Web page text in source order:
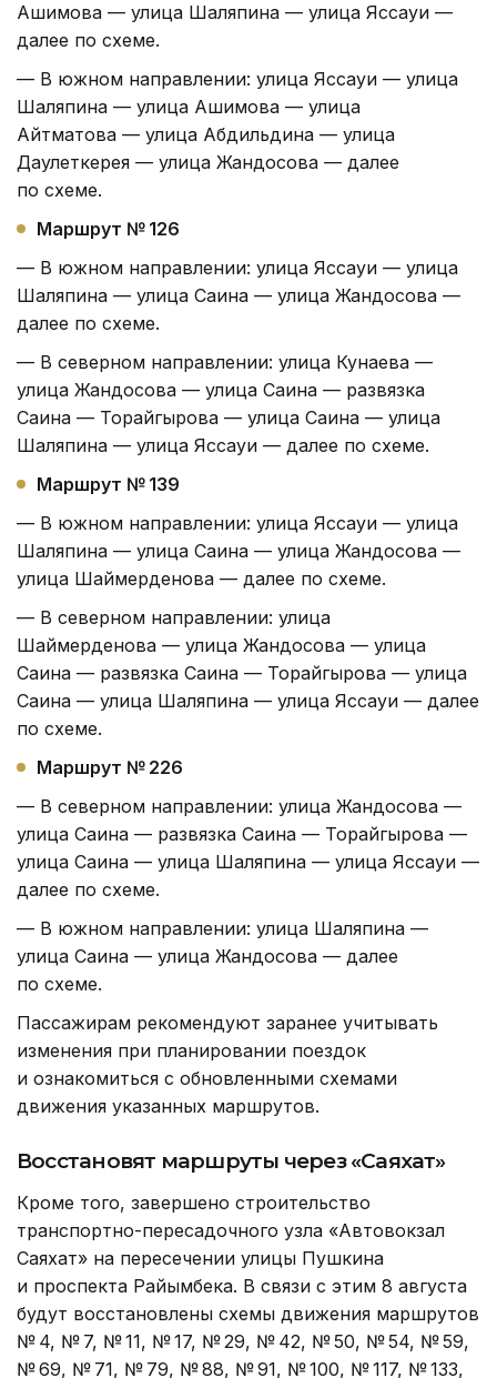
Ашимова — улица Шаляпина — улица Яссауи —
далее по схеме.
— В южном направлении: улица Яссауи — улица
Шаляпина — улица Ашимова — улица
Айтматова — улица Абдильдина — улица
Даулеткерея — улица Жандосова — далее
по схеме.
Маршрут № 126
— В южном направлении: улица Яссауи — улица
Шаляпина — улица Саина — улица Жандосова —
далее по схеме.
— В северном направлении: улица Кунаева —
улица Жандосова — улица Саина — развязка
Саина — Торайгырова — улица Саина — улица
Шаляпина — улица Яссауи — далее по схеме.
Маршрут № 139
— В южном направлении: улица Яссауи — улица
Шаляпина — улица Саина — улица Жандосова —
улица Шаймерденова — далее по схеме.
— В северном направлении: улица
Шаймерденова — улица Жандосова — улица
Саина — развязка Саина — Торайгырова — улица
Саина — улица Шаляпина — улица Яссауи — далее
по схеме.
Маршрут № 226
— В северном направлении: улица Жандосова —
улица Саина — развязка Саина — Торайгырова —
улица Саина — улица Шаляпина — улица Яссауи —
далее по схеме.
— В южном направлении: улица Шаляпина —
улица Саина — улица Жандосова — далее
по схеме.
Пассажирам рекомендуют заранее учитывать
изменения при планировании поездок
и ознакомиться с обновленными схемами
движения указанных маршрутов.
Восстановят маршруты через «Саяхат»
Кроме того, завершено строительство
транспортно-пересадочного узла «Автовокзал
Саяхат» на пересечении улицы Пушкина
и проспекта Райымбека. В связи с этим 8 августа
будут восстановлены схемы движения маршрутов
№ 4, № 7, № 11, № 17, № 29, № 42, № 50, № 54, № 59,
№ 69, № 71, № 79, № 88, № 91, № 100, № 117, № 133,